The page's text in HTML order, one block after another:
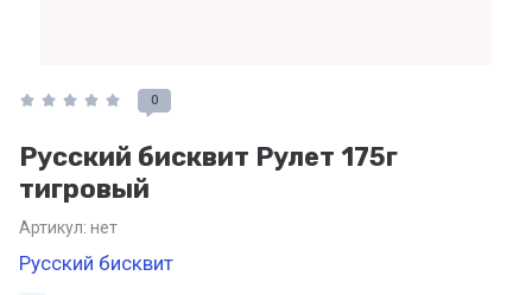
0
Русский бисквит Рулет 175г
тигровый
Артикул: нет
Русский бисквит